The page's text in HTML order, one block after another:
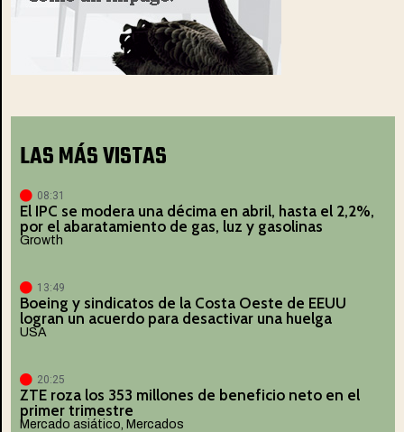
LAS MÁS VISTAS
08:31
El IPC se modera una décima en abril, hasta el 2,2%,
por el abaratamiento de gas, luz y gasolinas
Growth
13:49
Boeing y sindicatos de la Costa Oeste de EEUU
logran un acuerdo para desactivar una huelga
USA
20:25
ZTE roza los 353 millones de beneficio neto en el
primer trimestre
Mercado asiático Mercados